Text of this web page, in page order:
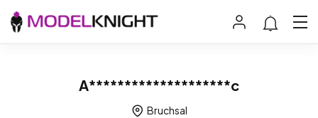
A********************c
Bruchsal